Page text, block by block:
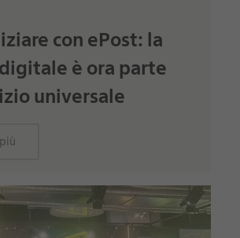
con ePost: la
è ora parte
universale